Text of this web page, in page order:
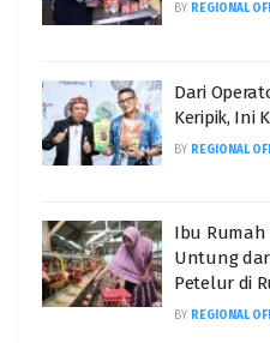
BY REGIONAL
Dari
Keripik, Ini
BY REGIONAL
Ibu Rumah
Untung
Petelur di
BY REGIONAL